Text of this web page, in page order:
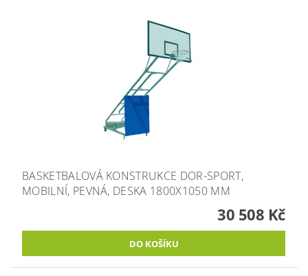
BASKETBALOVÁ KONSTRUKCE DOR-SPORT,
MOBILNÍ, PEVNÁ, DESKA 1800X1050 MM
30 508 Kč